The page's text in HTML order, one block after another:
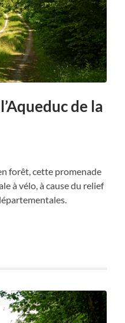
de la
forêt, cette promenade
à vélo, à cause du relief